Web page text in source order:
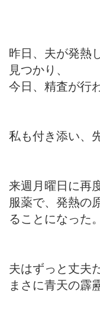
昨日、夫が発熱
見つかり、
今日、精査が行
私も付き添い、
来週月曜日に再
服薬で、発熱の
ることになった。
夫はずっと丈夫
まさに青天の霹